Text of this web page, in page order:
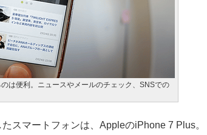
は便利。ニュースやメールのチェック、SNSでの
スマートフォンは、AppleのiPhone 7 Plus。